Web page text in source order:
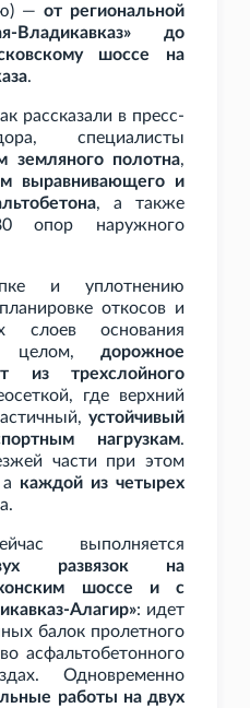
— от региональной
Владикавказ» до
шоссе на
.
рассказали в пресс-
специалисты
земляного полотна,
выравнивающего и
, а также
опор наружного
и уплотнению
откосов и
слоев основания
целом, дорожное
из трехслойного
где верхний
устойчивый
нагрузкам.
части при этом
каждой из четырех
выполняется
развязок на
шоссе и с
Алагир»: идет
балок пролетного
асфальтобетонного
Одновременно
работы на двух